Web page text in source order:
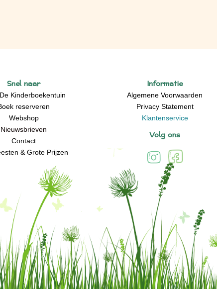
Snel naar
Kinderboekentuin
reserveren
Webshop
Nieuwsbrieven
Contact
& Grote Prijzen
Informatie
Algemene Voorwaarden
Privacy Statement
Klantenservice
Volg ons